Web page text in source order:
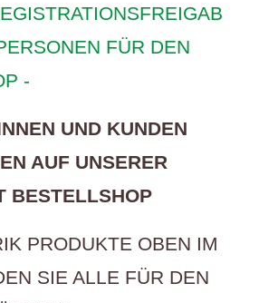
FÜR DEN
-
UND KUNDEN
AUF UNSERER
BESTELLSHOP
PRODUKTE OBEN IM
SIE ALLE FÜR DEN